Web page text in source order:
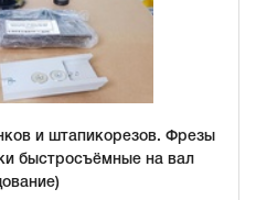
и штапикорезов. Фрезы
быстросъёмные на вал